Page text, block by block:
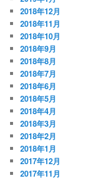
2018年12月
2018年11月
2018年10月
2018年9月
2018年8月
2018年7月
2018年6月
2018年5月
2018年4月
2018年3月
2018年2月
2018年1月
2017年12月
2017年11月